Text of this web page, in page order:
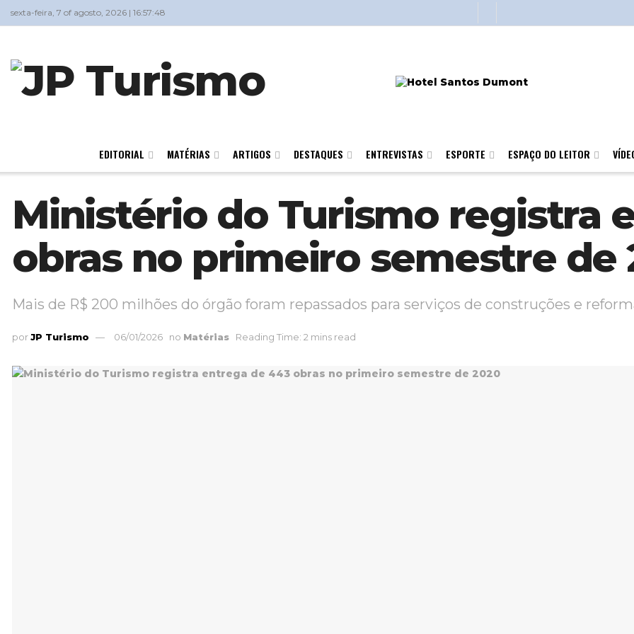
sexta-feira, 7 of agosto, 2026 | 16:57:48
EDITORIAL MATÉRIAS ARTIGOS DESTAQUES ENTREVISTAS ESPORTE ESPAÇO DO LEITOR
Ministério do Turismo registra
obras no primeiro semestre de
Mais de R$ 200 milhões do órgão foram repassados para serviços de construções e
porJP Turismo 06/01/2026 no Matérias Reading Time: 2 mins read